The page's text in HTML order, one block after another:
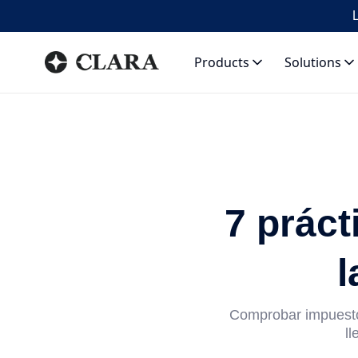
Products Solutions
7
Comprobar